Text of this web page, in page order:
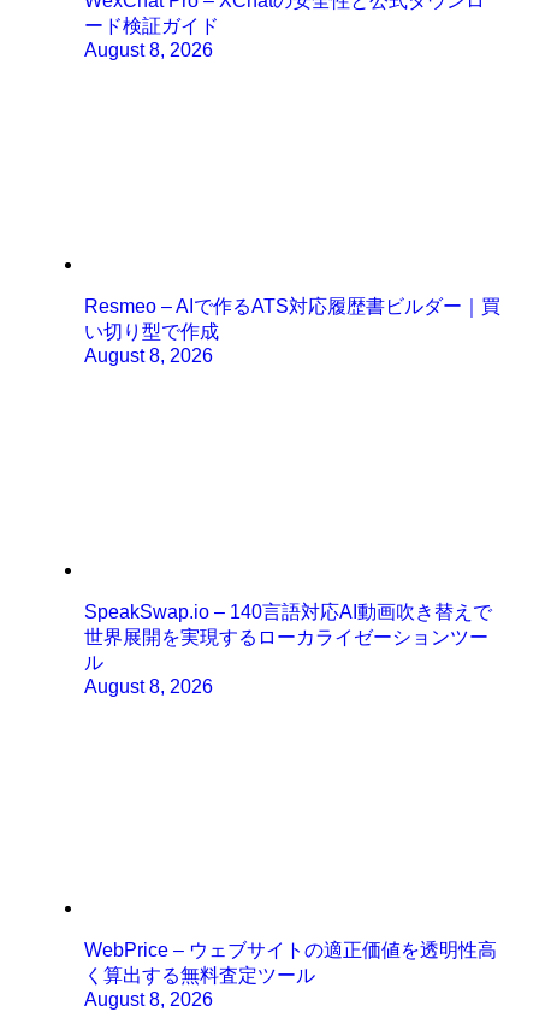
ード検証ガイド
August 8, 2026
Resmeo – AIで作るATS対応履歴書ビルダー｜買
い切り型で作成
August 8, 2026
SpeakSwap.io – 140言語対応AI動画吹き替えで
世界展開を実現するローカライゼーションツー
ル
August 8, 2026
WebPrice – ウェブサイトの適正価値を透明性高
く算出する無料査定ツール
August 8, 2026